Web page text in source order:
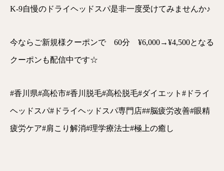
K-9自慢のドライヘッドスパ是非一度受けてみませんか♪
今ならご新規様クーポンで 60分 ¥6,000→¥4,500となる
クーポンも配信中です☆
#香川県#高松市#香川脱毛#高松脱毛#ダイエット#ドライ
ヘッドスパ#ドライヘッドスパ専門店##脳疲労改善#眼精
疲労ケア#肩こり解消#理学療法士#極上の癒し